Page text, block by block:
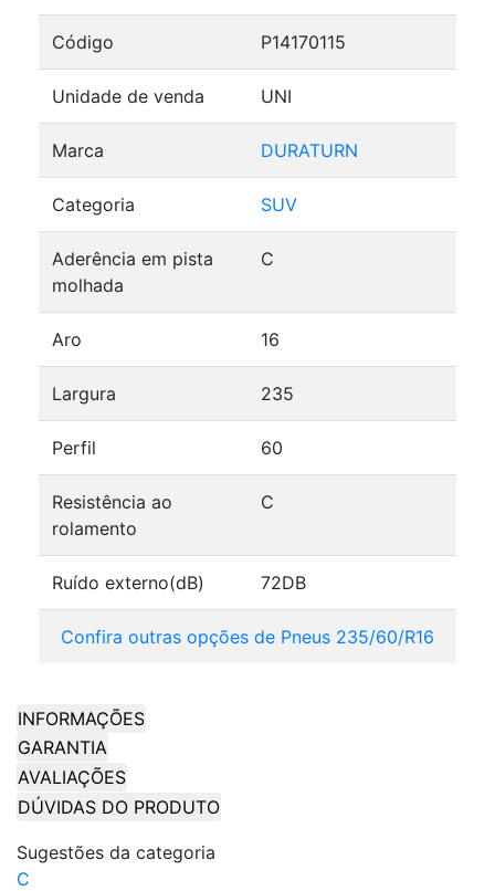
Código P14170115
Unidade de venda UNI
Marca DURATURN
Categoria SUV
Aderência em pista
molhada
C
Aro 16
Largura 235
Perfil 60
Resistência ao
rolamento
C
Ruído externo(dB) 72DB
Confira outras opções de Pneus 235/60/R16
INFORMAÇÕES
GARANTIA
AVALIAÇÕES
DÚVIDAS DO PRODUTO
Sugestões da categoria
C